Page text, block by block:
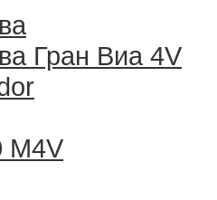
Гран Виа 4V
M4V